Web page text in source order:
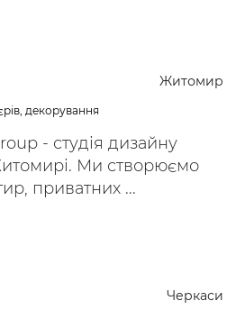
Житомир
декорування
- студія дизайну
Ми створюємо
приватних ...
Черкаси